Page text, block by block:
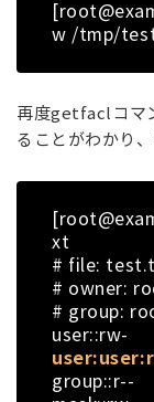
w /tmp/
再度getfaclコマ
ることがわかり
xt
# file:
# owner:
# group:
user::rw-
group::r--